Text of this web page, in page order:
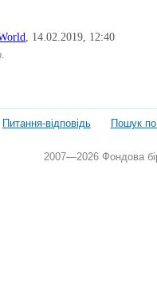
14.02.2019, 12:40
Питання-відповідь Пошук по
2007—2026 Фондова